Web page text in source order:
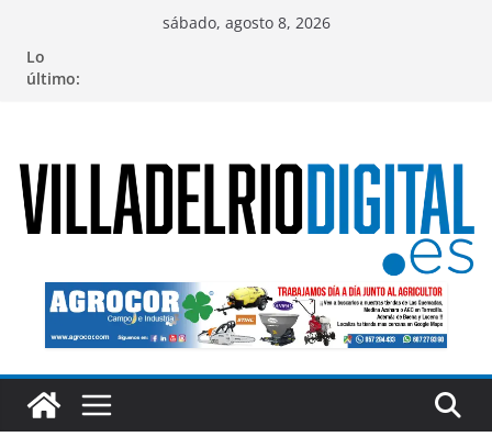
contenido
sábado, agosto 8, 2026
Lo
último: